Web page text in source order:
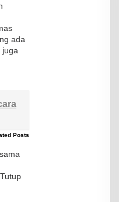
ada
juga
Posts